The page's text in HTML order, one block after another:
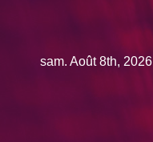
contentsam. Août 8th, 2026